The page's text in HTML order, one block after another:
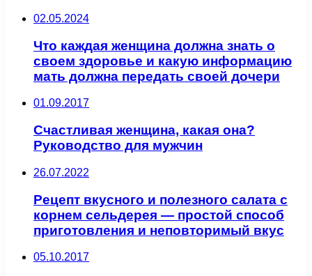
02.05.2024
Что каждая женщина должна знать о
своем здоровье и какую информацию
мать должна передать своей дочери
01.09.2017
Счастливая женщина, какая она?
Руководство для мужчин
26.07.2022
Рецепт вкусного и полезного салата с
корнем сельдерея — простой способ
приготовления и неповторимый вкус
05.10.2017